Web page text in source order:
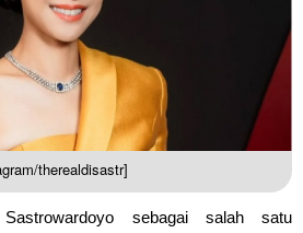
therealdisastr]
sebagai salah satu